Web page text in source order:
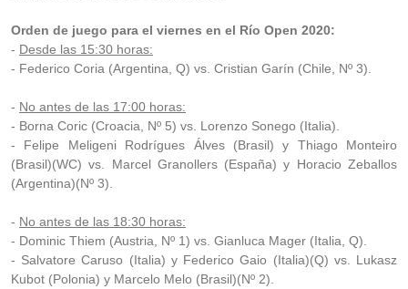
Orden de juego para el viernes en el Río Open 2020:
- Desde las 15:30 horas:
- Federico Coria (Argentina, Q) vs. Cristian Garín (Chile, Nº 3).
- No antes de las 17:00 horas:
- Borna Coric (Croacia, Nº 5) vs. Lorenzo Sonego (Italia).
- Felipe Meligeni Rodrígues Álves (Brasil) y Thiago Monteiro
(Brasil)(WC) vs. Marcel Granollers (España) y Horacio Zeballos
(Argentina)(Nº 3).
- No antes de las 18:30 horas:
- Dominic Thiem (Austria, Nº 1) vs. Gianluca Mager (Italia, Q).
- Salvatore Caruso (Italia) y Federico Gaio (Italia)(Q) vs. Lukasz
Kubot (Polonia) y Marcelo Melo (Brasil)(Nº 2).